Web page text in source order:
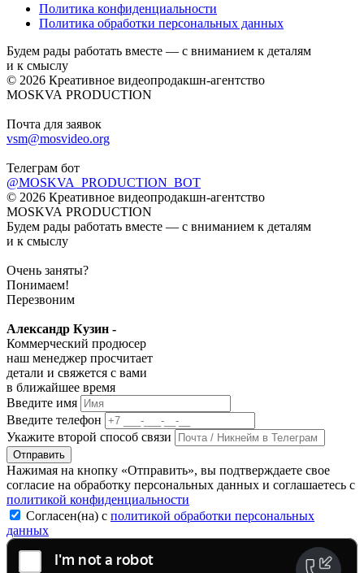
Политика конфиденциальности
Политика обработки персональных данных
Будем рады работать вместе — с вниманием к деталям
и к смыслу
© 2026 Креативное видеопродакшн-агентство
MOSKVA PRODUCTION
Почта для заявок
vsm@mosvideo.org
Телеграм бот
@MOSKVA_PRODUCTION_BOT
© 2026 Креативное видеопродакшн-агентство
MOSKVA PRODUCTION
Будем рады работать вместе — с вниманием к деталям
и к смыслу
Очень заняты?
Понимаем!
Перезвоним
Александр Кузин -
Коммерческий продюсер
наш менеджер просчитает
детали и свяжется с вами
в ближайшее время
Введите имя
Введите телефон
Укажите второй способ связи
Отправить
Нажимая на кнопку «Отправить», вы подтверждаете свое
согласие на обработку персональных данных и соглашаетесь с
политикой конфиденциальности
Согласен(на) с политикой обработки персональных
данных